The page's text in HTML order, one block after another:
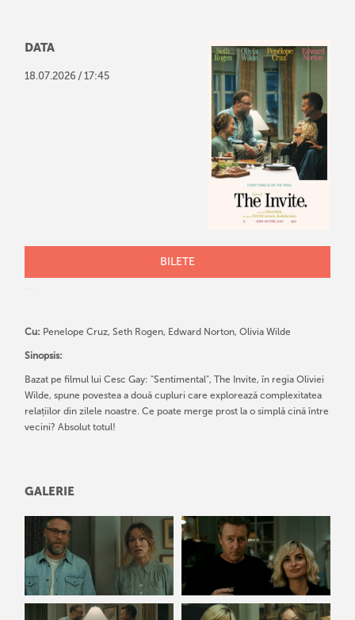
DATA
18.07.2026 / 17:45
BILETE
Cu: Penelope Cruz, Seth Rogen, Edward Norton, Olivia Wilde
Sinopsis:
Bazat pe filmul lui Cesc Gay: "Sentimental", The Invite, în regia Oliviei
Wilde, spune povestea a două cupluri care explorează complexitatea
relațiilor din zilele noastre. Ce poate merge prost la o simplă cină între
vecini? Absolut totul!
GALERIE